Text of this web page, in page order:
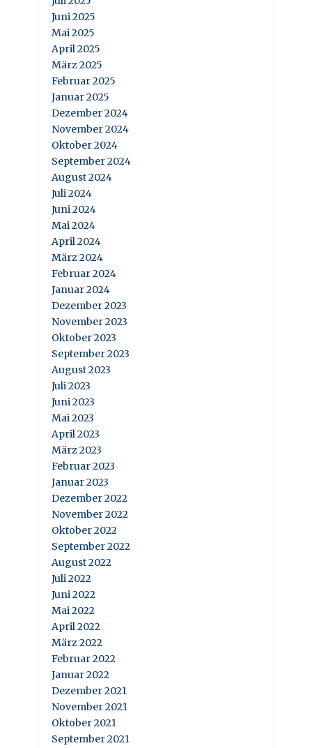
Juni 2025
Mai 2025
April 2025
März 2025
Februar 2025
Januar 2025
Dezember 2024
November 2024
Oktober 2024
September 2024
August 2024
Juli 2024
Juni 2024
Mai 2024
April 2024
März 2024
Februar 2024
Januar 2024
Dezember 2023
November 2023
Oktober 2023
September 2023
August 2023
Juli 2023
Juni 2023
Mai 2023
April 2023
März 2023
Februar 2023
Januar 2023
Dezember 2022
November 2022
Oktober 2022
September 2022
August 2022
Juli 2022
Juni 2022
Mai 2022
April 2022
März 2022
Februar 2022
Januar 2022
Dezember 2021
November 2021
Oktober 2021
September 2021